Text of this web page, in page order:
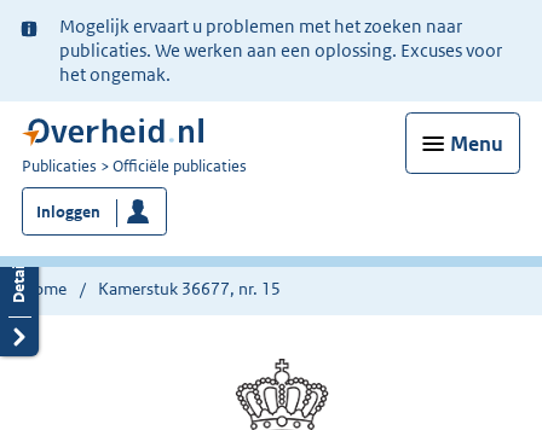
Ter
informatie:
Mogelijk ervaart u problemen met het zoeken naar
publicaties. We werken aan een oplossing. Excuses voor
het ongemak.
Menu
U
bent
nu
hier:
Publicaties Officiële publicaties
Inloggen
Home Kamerstuk 36677, nr. 15